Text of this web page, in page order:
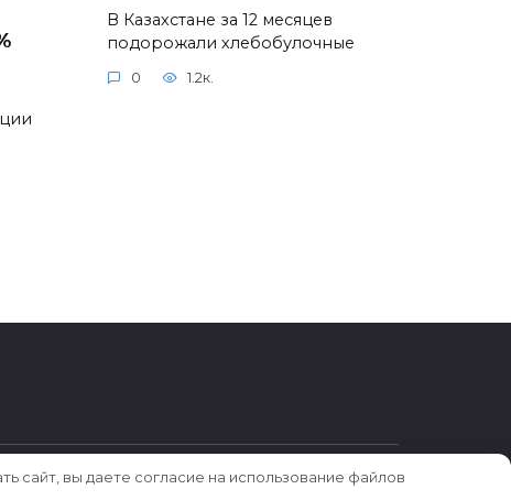
В Казахстане за 12 месяцев
подорожали хлебобулочные
0 1.2к.
сайт, вы даете согласие на использование файлов